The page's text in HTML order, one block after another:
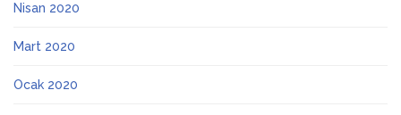
Nisan 2020
Mart 2020
Ocak 2020